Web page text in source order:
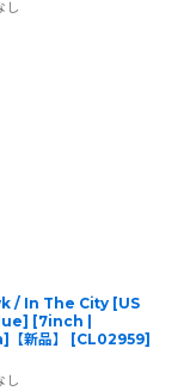
し
/ In The City [US
[7inch |
新品】
[CL02959]
し